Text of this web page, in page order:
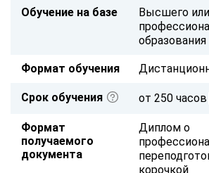
Обучение на базе
Высшего
образования
Формат обучения
Срок обучения от 250 часов
Формат
получаемого
документа
Диплом о
корочкой